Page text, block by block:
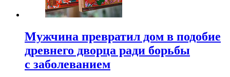
Мужчина превратил дом в подобие
древнего дворца ради борьбы
с заболеванием